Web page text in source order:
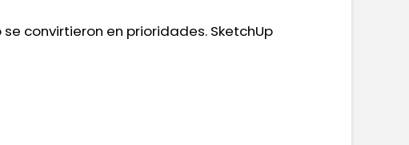
convirtieron en prioridades. SketchUp